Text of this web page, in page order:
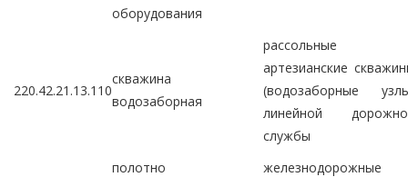
оборудования
220.42.21.13.110
скважина
водозаборная
рассольные
артезианские
(водозаборные
линейной
службы
полотно
железнодорожные